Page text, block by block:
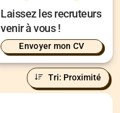
Laissez les recruteurs
venir à vous !
Envoyer mon CV
Tri: Proximité